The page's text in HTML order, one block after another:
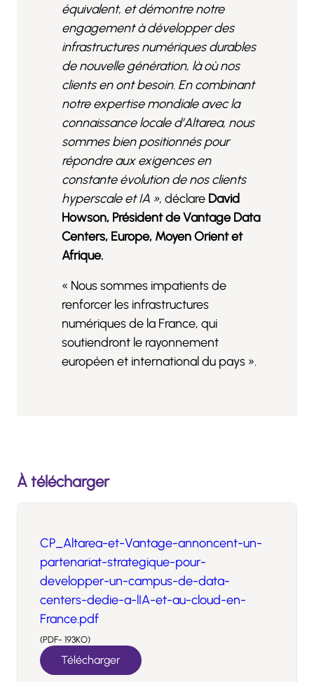
équivalent, et démontre notre
engagement à développer des
infrastructures numériques durables
de nouvelle génération, là où nos
clients en ont besoin. En combinant
notre expertise mondiale avec la
connaissance locale d’Altarea, nous
sommes bien positionnés pour
répondre aux exigences en
constante évolution de nos clients
hyperscale et IA », déclare David
Howson, Président de Vantage Data
Centers, Europe, Moyen Orient et
Afrique.
« Nous sommes impatients de
renforcer les infrastructures
numériques de la France, qui
soutiendront le rayonnement
européen et international du pays ».
À télécharger
CP_Altarea-et-Vantage-annoncent-un-
partenariat-strategique-pour-
developper-un-campus-de-data-
centers-dedie-a-lIA-et-au-cloud-en-
France.pdf
(PDF- 193KO)
Télécharger